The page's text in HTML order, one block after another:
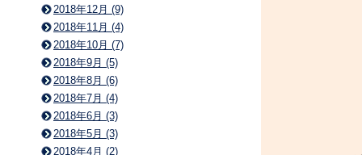
2018年12月 (9)
2018年11月 (4)
2018年10月 (7)
2018年9月 (5)
2018年8月 (6)
2018年7月 (4)
2018年6月 (3)
2018年5月 (3)
2018年4月 (2)